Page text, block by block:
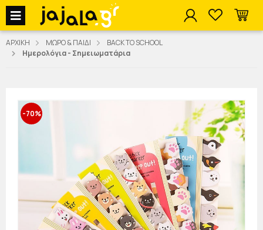
jajala Menu
ΑΡΧΙΚΗ ΜΩΡΟ & ΠΑΙΔΙ
BACK TO SCHOOL
Ημερολόγια - Σημειωματάρια
-70%